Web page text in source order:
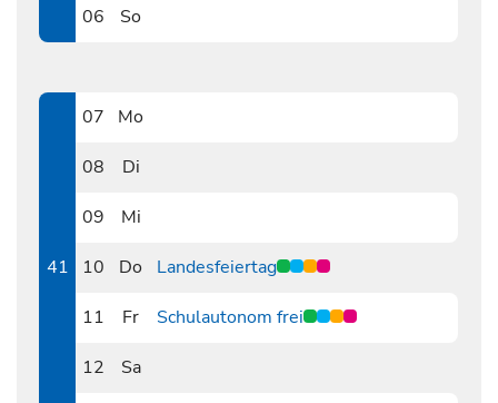
06
So
41
07
Mo
08
Di
09
Mi
10
Do Landesfeiertag
11
Fr Schulautonom frei
12
Sa